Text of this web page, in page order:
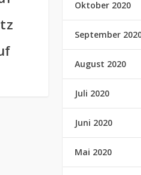
Oktober 2020
September
August 2020
Juli 2020
Juni 2020
Mai 2020